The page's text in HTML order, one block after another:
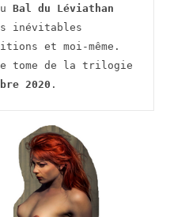
Bal du Léviathan
inévitables
et moi-même.
tome de la trilogie
2020 .